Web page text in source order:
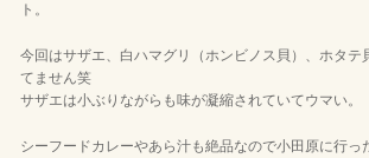
ト。
今回はサザエ、白ハマグリ（ホンビノス貝）、ホタテ
てません笑
サザエは小ぶりながらも味が凝縮されていてウマい。
シーフードカレーやあら汁も絶品なので小田原に行っ